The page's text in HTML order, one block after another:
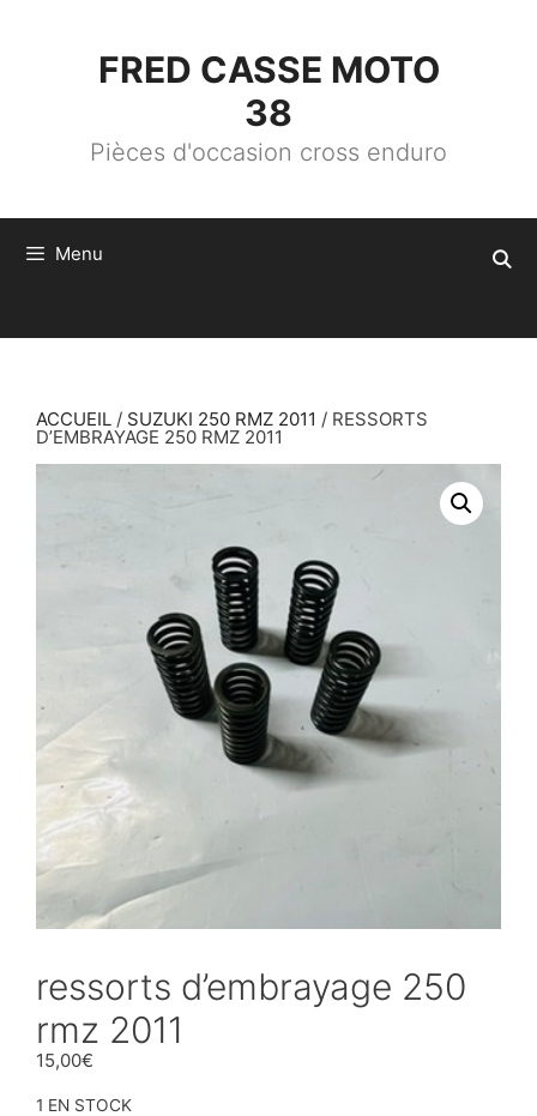
FRED CASSE MOTO
38
Pièces d'occasion cross enduro
Menu
ACCUEIL / SUZUKI 250 RMZ 2011 / RESSORTS
D’EMBRAYAGE 250 RMZ 2011
ressorts d’embrayage 250
rmz 2011
15,00€
1 EN STOCK